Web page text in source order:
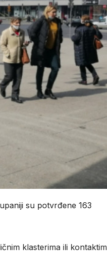
su potvrđene 163
klasterima ili